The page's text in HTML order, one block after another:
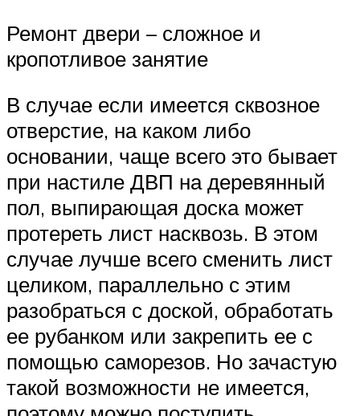
Ремонт двери – сложное и
кропотливое занятие
В случае если имеется сквозное
отверстие, на каком либо
основании, чаще всего это бывает
при настиле ДВП на деревянный
пол, выпирающая доска может
протереть лист насквозь. В этом
случае лучше всего сменить лист
целиком, параллельно с этим
разобраться с доской, обработать
ее рубанком или закрепить ее с
помощью саморезов. Но зачастую
такой возможности не имеется,